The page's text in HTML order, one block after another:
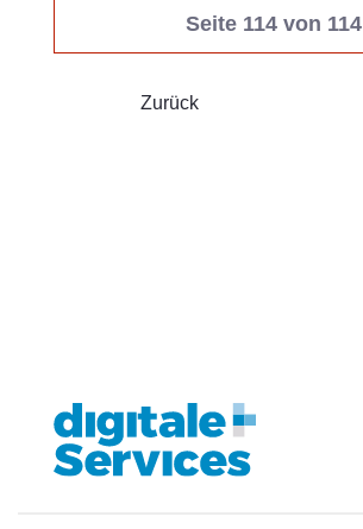
Seite 114 von 114
Zurück